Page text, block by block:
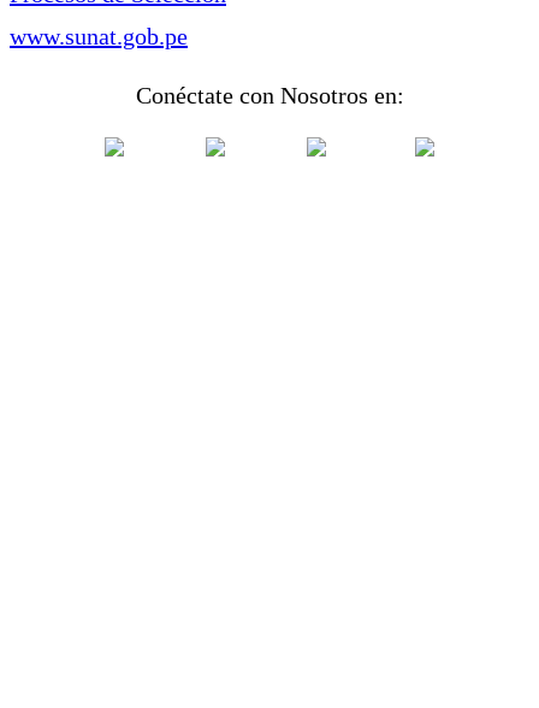
www.sunat.gob.pe
Conéctate con Nosotros en: